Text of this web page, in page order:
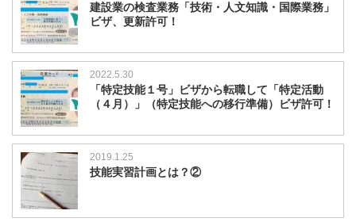
建設業の検査業務「技術・人文知識・国際業務」
ビザ、更新許可！
2022.5.30
「特定技能１号」ビザから転職して「特定活動
（４月）」（特定技能への移行準備）ビザ許可！
2019.1.25
技能実習計画とは？②